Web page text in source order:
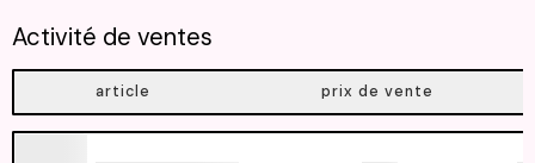
Activité de ventes
article prix de vente